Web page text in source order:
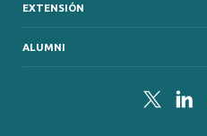
EXTENSIÓN
ALUMNI
Twitter